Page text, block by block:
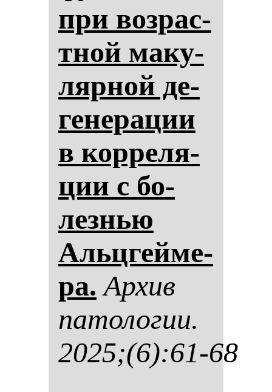
при воз­рас­
тной ма­ку­
ляр­ной де­
ге­не­ра­ции
в кор­ре­ля­
ции с бо­
лез­нью
Альцгей­ме­
ра. Ар­хив
па­то­ло­гии.
2025;(6):61-68